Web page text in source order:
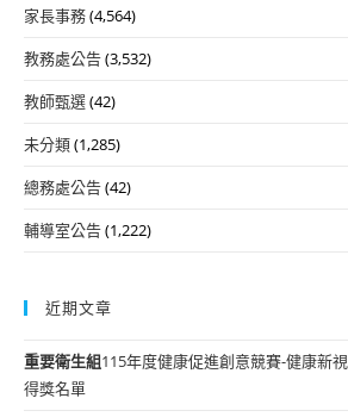
家長事務(4,564)
教務處公告(3,532)
教師甄選(42)
未分類(1,285)
總務處公告(42)
輔導室公告(1,222)
近期文章
重要衛生組115年度健康促進創意競賽-健康新
得獎名單